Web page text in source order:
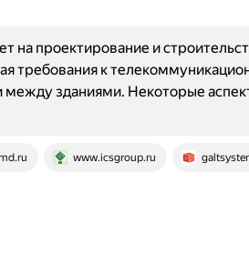
www.icsgroup.ru
на проектирование и
требования к
между зданиями. Некоторые